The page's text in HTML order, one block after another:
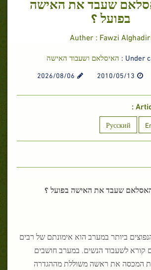
בפועל ؟
Auther : Fawzi
Under האיסלאם ושעבוד האישה
2010/05/13
2026/08/06
Русский
שעבד את האישה בפועל ؟
ביותר במערב הוא אימונתם של רבים
לשעבוד הנשים. במערב חושבים
המכסה את ראשה משוללת מההגדרה